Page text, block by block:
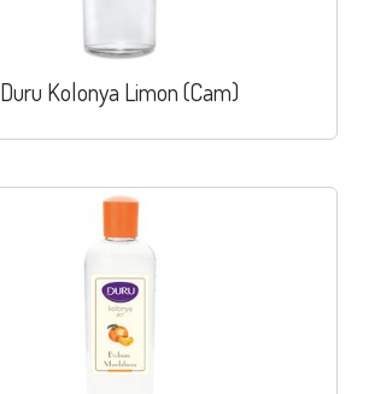
Duru Kolonya Limon (Cam)